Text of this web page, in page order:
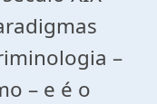
–
– e é o